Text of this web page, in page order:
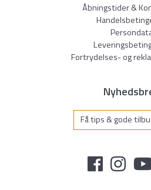
Åbningstider &
Fortrydelses- og
Få tips & gode